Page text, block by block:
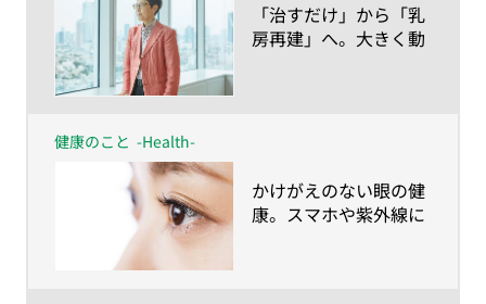
​「治すだけ」から「乳
房再建」へ。大きく動
健康のこと -Health-
​かけがえのない眼の健
康。スマホや紫外線に